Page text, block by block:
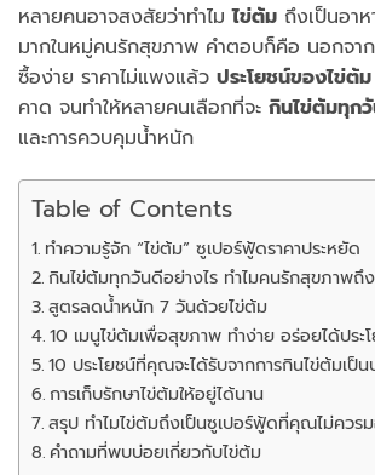
หลายคนอาจสงสัยว่าทำไมไข่ต้ม ถึงเป็นอา
มากในหมู่คนรักสุขภาพ คำตอบก็คือ นอกจาก
ซื้อง่าย ราคาไม่แพงแล้ว ประโยชน์ของไข่ต้ม
คาด จนทำให้หลายคนเลือกที่จะ กินไข่ต้มทุก
และการควบคุมน้ำหนัก
Table of Contents
ทำความรู้จัก “ไข่ต้ม” ซูเปอร์ฟู้ดราคาประหยัด
กินไข่ต้มทุกวันดีอย่างไร ทำไมคนรักสุขภาพถึ
สูตรลดน้ำหนัก 7 วันด้วยไข่ต้ม
10 เมนูไข่ต้มเพื่อสุขภาพ ทำง่าย อร่อยได้ประ
10 ประโยชน์ที่คุณจะได้รับจากการกินไข่ต้มเป็น
การเก็บรักษาไข่ต้มให้อยู่ได้นาน
สรุป ทำไมไข่ต้มถึงเป็นซูเปอร์ฟู้ดที่คุณไม่ควร
คำถามที่พบบ่อยเกี่ยวกับไข่ต้ม